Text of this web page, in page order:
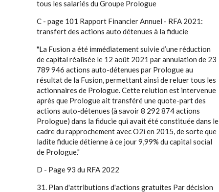
tous les salariés du Groupe Prologue
C - page 101 Rapport Financier Annuel - RFA 2021:
transfert des actions auto détenues à la fiducie
"La Fusion a été immédiatement suivie d’une réduction
de capital réalisée le 12 août 2021 par annulation de 23
789 946 actions auto-détenues par Prologue au
résultat de la Fusion, permettant ainsi de reluer tous les
actionnaires de Prologue. Cette relution est intervenue
après que Prologue ait transféré une quote-part des
actions auto-détenues (à savoir 8 292 874 actions
Prologue) dans la fiducie qui avait été constituée dans le
cadre du rapprochement avec O2i en 2015, de sorte que
ladite fiducie détienne à ce jour 9,99% du capital social
de Prologue."
D - Page 93 du RFA 2022
31. Plan d'attributions d'actions gratuites Par décision